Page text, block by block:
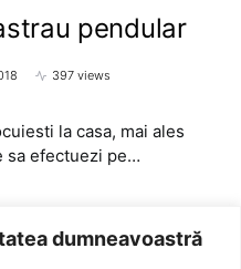
dumneavoastră
pendular
397 views
la casa, mai ales
sa efectuezi pe…